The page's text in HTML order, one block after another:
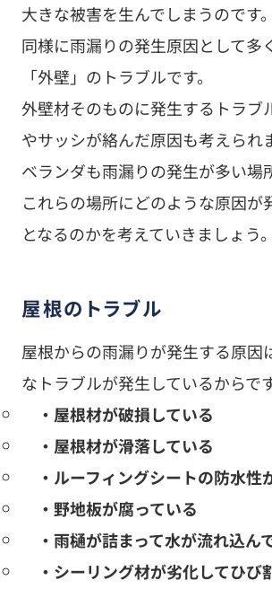
大きな被害を生んでしまうのです
同様に雨漏りの発生原因として多
「外壁」のトラブルです。
外壁材そのものに発生するトラブ
やサッシが絡んだ原因も考えられ
ベランダも雨漏りの発生が多い場
これらの場所にどのような原因が
となるのかを考えていきましょう。
屋根のトラブル
屋根からの雨漏りが発生する原因
なトラブルが発生しているからです
・屋根材が破損している
・屋根材が滑落している
・ルーフィングシートの防水性
・野地板が腐っている
・雨樋が詰まって水が流れ込ん
・シーリング材が劣化してひび